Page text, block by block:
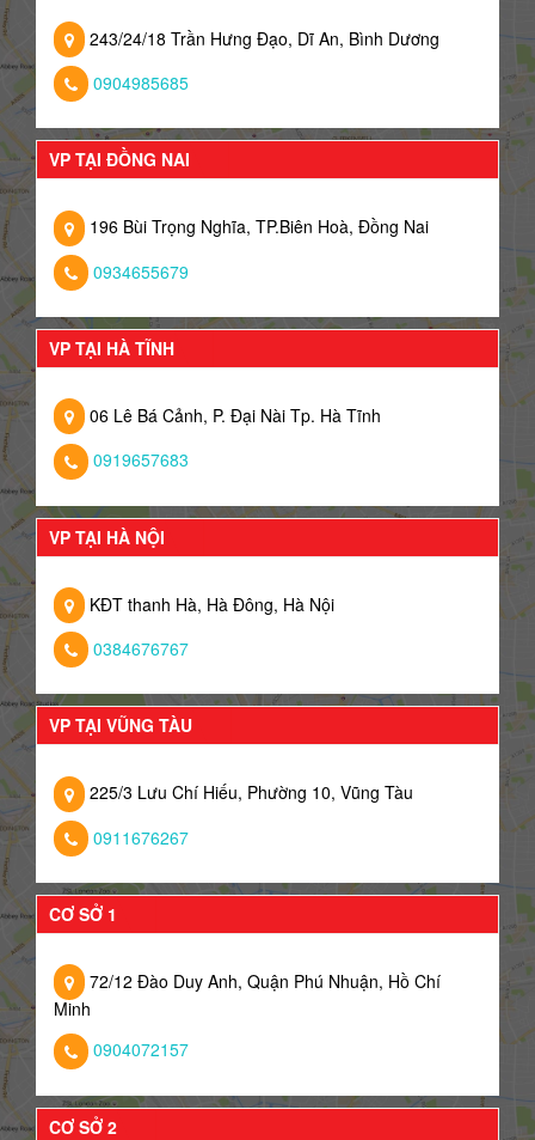
243/24/18 Trần Hưng Đạo, Dĩ An, Bình Dương
0904985685
VP TẠI ĐỒNG NAI
196 Bùi Trọng Nghĩa, TP.Biên Hoà, Đồng Nai
0934655679
VP TẠI HÀ TĨNH
06 Lê Bá Cảnh, P. Đại Nài Tp. Hà Tĩnh
0919657683
VP TẠI HÀ NỘI
KĐT thanh Hà, Hà Đông, Hà Nội
0384676767
VP TẠI VŨNG TÀU
225/3 Lưu Chí Hiếu, Phường 10, Vũng Tàu
0911676267
CƠ SỞ 1
72/12 Đào Duy Anh, Quận Phú Nhuận, Hồ Chí
Minh
0904072157
CƠ SỞ 2